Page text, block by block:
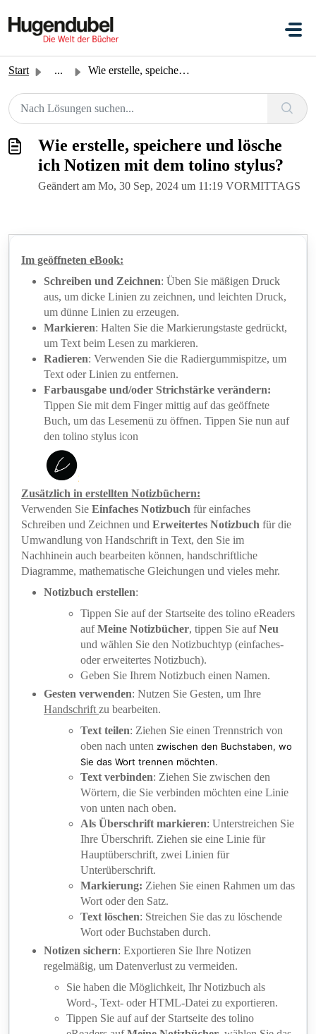
Start ... Wie erstelle, speichere und lösche ich Notizen mit dem to...
Wie erstelle, speichere und lösche
ich Notizen mit dem tolino stylus?
Geändert am Mo, 30 Sep, 2024 um 11:19 VORMITTAGS
Im geöffneten eBook:
Schreiben und Zeichnen: Üben Sie mäßigen Druck
aus, um dicke Linien zu zeichnen, und leichten Druck,
um dünne Linien zu erzeugen.
Markieren: Halten Sie die Markierungstaste gedrückt,
um Text beim Lesen zu markieren.
Radieren: Verwenden Sie die Radiergummispitze, um
Text oder Linien zu entfernen.
Farbausgabe und/oder Strichstärke verändern:
Tippen Sie mit dem Finger mittig auf das geöffnete
Buch, um das Lesemenü zu öffnen. Tippen Sie nun auf
den tolino stylus icon
Zusätzlich in erstellten Notizbüchern:
Verwenden Sie Einfaches Notizbuch für einfaches
Schreiben und Zeichnen und Erweitertes Notizbuch für die
Umwandlung von Handschrift in Text, den Sie im
Nachhinein auch bearbeiten können, handschriftliche
Diagramme, mathematische Gleichungen und vieles mehr.
Notizbuch erstellen:
Tippen Sie auf der Startseite des tolino eReaders
aufMeine Notizbücher, tippen Sie aufNeu
und wählen Sie den Notizbuchtyp (einfaches-
oder erweitertes Notizbuch).
Geben Sie Ihrem Notizbuch einen Namen.
Gesten verwenden: Nutzen Sie Gesten, um Ihre
Handschrift zu bearbeiten.
Text teilen: Ziehen Sie einen Trennstrich von
oben nach unten zwischen den Buchstaben, wo
Sie das Wort trennen möchten.
Text verbinden: Ziehen Sie zwischen den
Wörtern, die Sie verbinden möchten eine Linie
von unten nach oben.
Als Überschrift markieren: Unterstreichen Sie
Ihre Überschrift. Ziehen sie eine Linie für
Hauptüberschrift, zwei Linien für
Unterüberschrift.
Markierung: Ziehen Sie einen Rahmen um das
Wort oder den Satz.
Text löschen: Streichen Sie das zu löschende
Wort oder Buchstaben durch.
Notizen sichern: Exportieren Sie Ihre Notizen
regelmäßig, um Datenverlust zu vermeiden.
Sie haben die Möglichkeit, Ihr Notizbuch als
Word-, Text- oder HTML-Datei zu exportieren.
Tippen Sie auf auf der Startseite des tolino